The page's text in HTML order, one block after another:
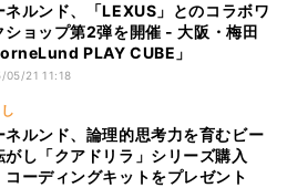
ネルンド、「LEXUS」とのコラボワ
ショップ第2弾を開催 - 大阪・梅田
PLAY CUBE」
05/21 11:18
ネルンド、論理的思考力を育むビー
がし「クアドリラ」シリーズ購入
コーディングキットをプレゼント